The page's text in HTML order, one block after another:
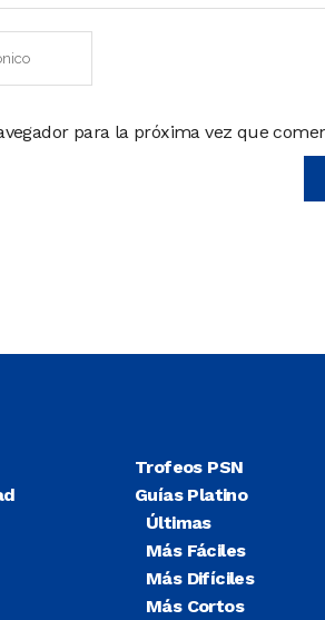
para la próxima vez que
Trofeos PSN
Guías Platino
Últimas
Más Fáciles
Más Difíciles
Más Cortos